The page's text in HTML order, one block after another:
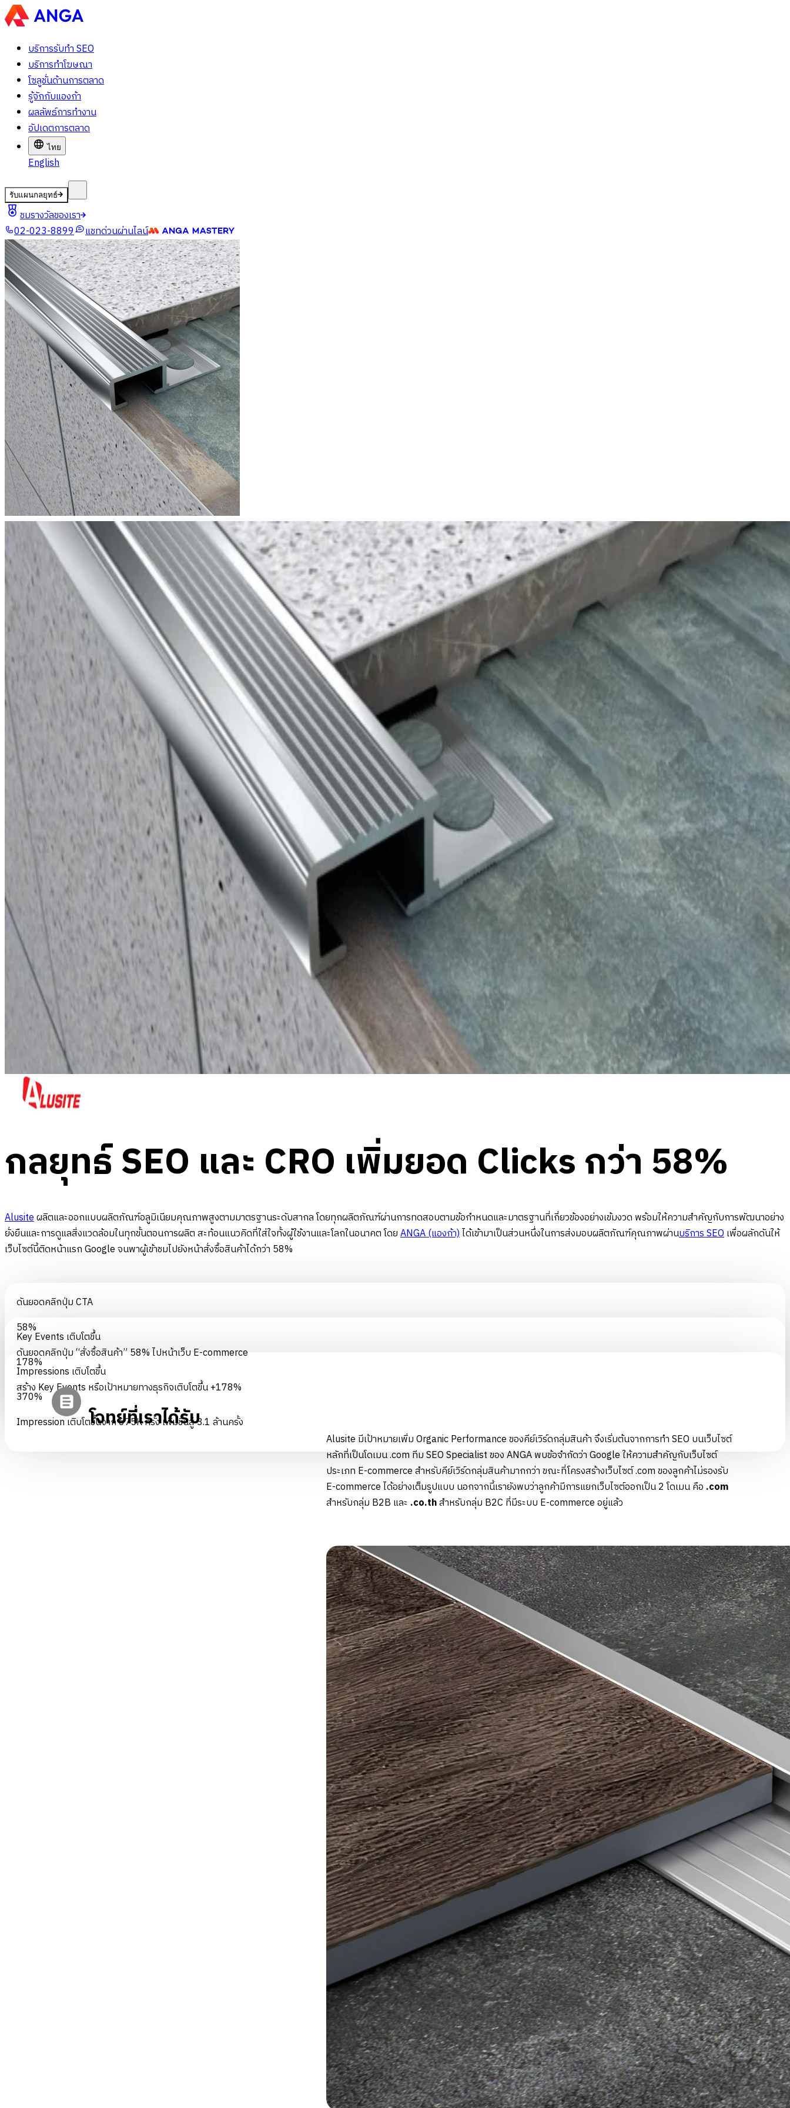
บริการรับทำ SEO
บริการทำโฆษณา
โซลูชั่นด้านการตลาด
รู้จักกับแองก้า
ผลลัพธ์การทำงาน
อัปเดตการตลาด
ไทย
English
รับแผนกลยุทธ์
ไทย
ไทยEnglish
02-023-8899
แชทด่วนผ่านไลน์
ชมรางวัลของเรา
02-023-8899
แชทด่วนผ่านไลน์
กลยุทธ์ SEO และ CRO เพิ่มยอด Clicks กว่า 58%
Alusiteผลิตและออกแบบผลิตภัณฑ์อลูมิเนียมคุณภาพสูงตามมาตรฐานระดับสากล โดยทุกผลิตภัณฑ์ผ่านการทดสอบตามข้อกำหนดและมาตรฐานที่เกี่ยวข้องอย่างเข้มงวด พร้อมให้ความสำคัญกับการพัฒนาอย่าง
ยั่งยืนและการดูแลสิ่งแวดล้อมในทุกขั้นตอนการผลิต สะท้อนแนวคิดที่ใส่ใจทั้งผู้ใช้งานและโลกในอนาคต โดยANGA (แองก้า)ได้เข้ามาเป็นส่วนหนึ่งในการส่งมอบผลิตภัณฑ์คุณภาพผ่านบริการ SEOเพื่อผลักดันให้
เว็บไซต์นี้ติดหน้าแรก Google จนพาผู้เข้าชมไปยังหน้าสั่งซื้อสินค้าได้กว่า 58%
ดันยอดคลิกปุ่ม CTA
58%
ดันยอดคลิกปุ่ม “สั่งซื้อสินค้า” 58% ไปหน้าเว็บ E-commerce
Key Events เติบโตขึ้น
178%
สร้าง Key Events หรือเป้าหมายทางธุรกิจเติบโตขึ้น +178%
Impressions เติบโตขึ้น
370%
Impression เติบโตขึ้นจาก 675K ครั้ง เพิ่มขึ้นสู่ 3.1 ล้านครั้ง
โจทย์ที่เราได้รับ
Alusite มีเป้าหมายเพิ่ม Organic Performance ของคีย์เวิร์ดกลุ่มสินค้า จึงเริ่มต้นจากการทำ SEO บนเว็บไซต์
หลักที่เป็นโดเมน .com ทีม SEO Specialist ของ ANGA พบข้อจำกัดว่า Google ให้ความสำคัญกับเว็บไซต์
ประเภท E-commerce สำหรับคีย์เวิร์ดกลุ่มสินค้ามากกว่า ขณะที่โครงสร้างเว็บไซต์ .com ของลูกค้าไม่รองรับ
E-commerce ได้อย่างเต็มรูปแบบ นอกจากนี้เรายังพบว่าลูกค้ามีการแยกเว็บไซต์ออกเป็น 2 โดเมน คือ .com
สำหรับกลุ่ม B2B และ .co.thสำหรับกลุ่ม B2C ที่มีระบบ E-commerce อยู่แล้ว